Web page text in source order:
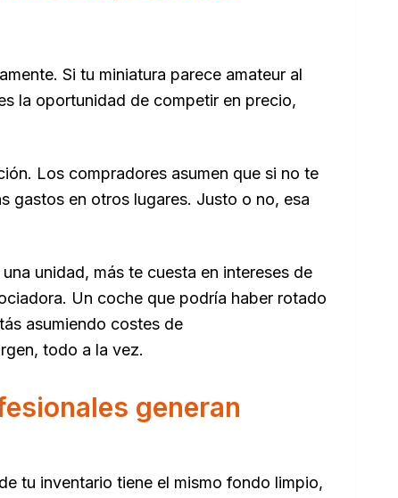
Si tu miniatura parece amateur al
la oportunidad de competir en precio,
Los compradores asumen que si no te
gastos en otros lugares. Justo o no, esa
unidad, más te cuesta en intereses de
Un coche que podría haber rotado
asumiendo costes de
todo a la vez.
generan
tu inventario tiene el mismo fondo limpio,